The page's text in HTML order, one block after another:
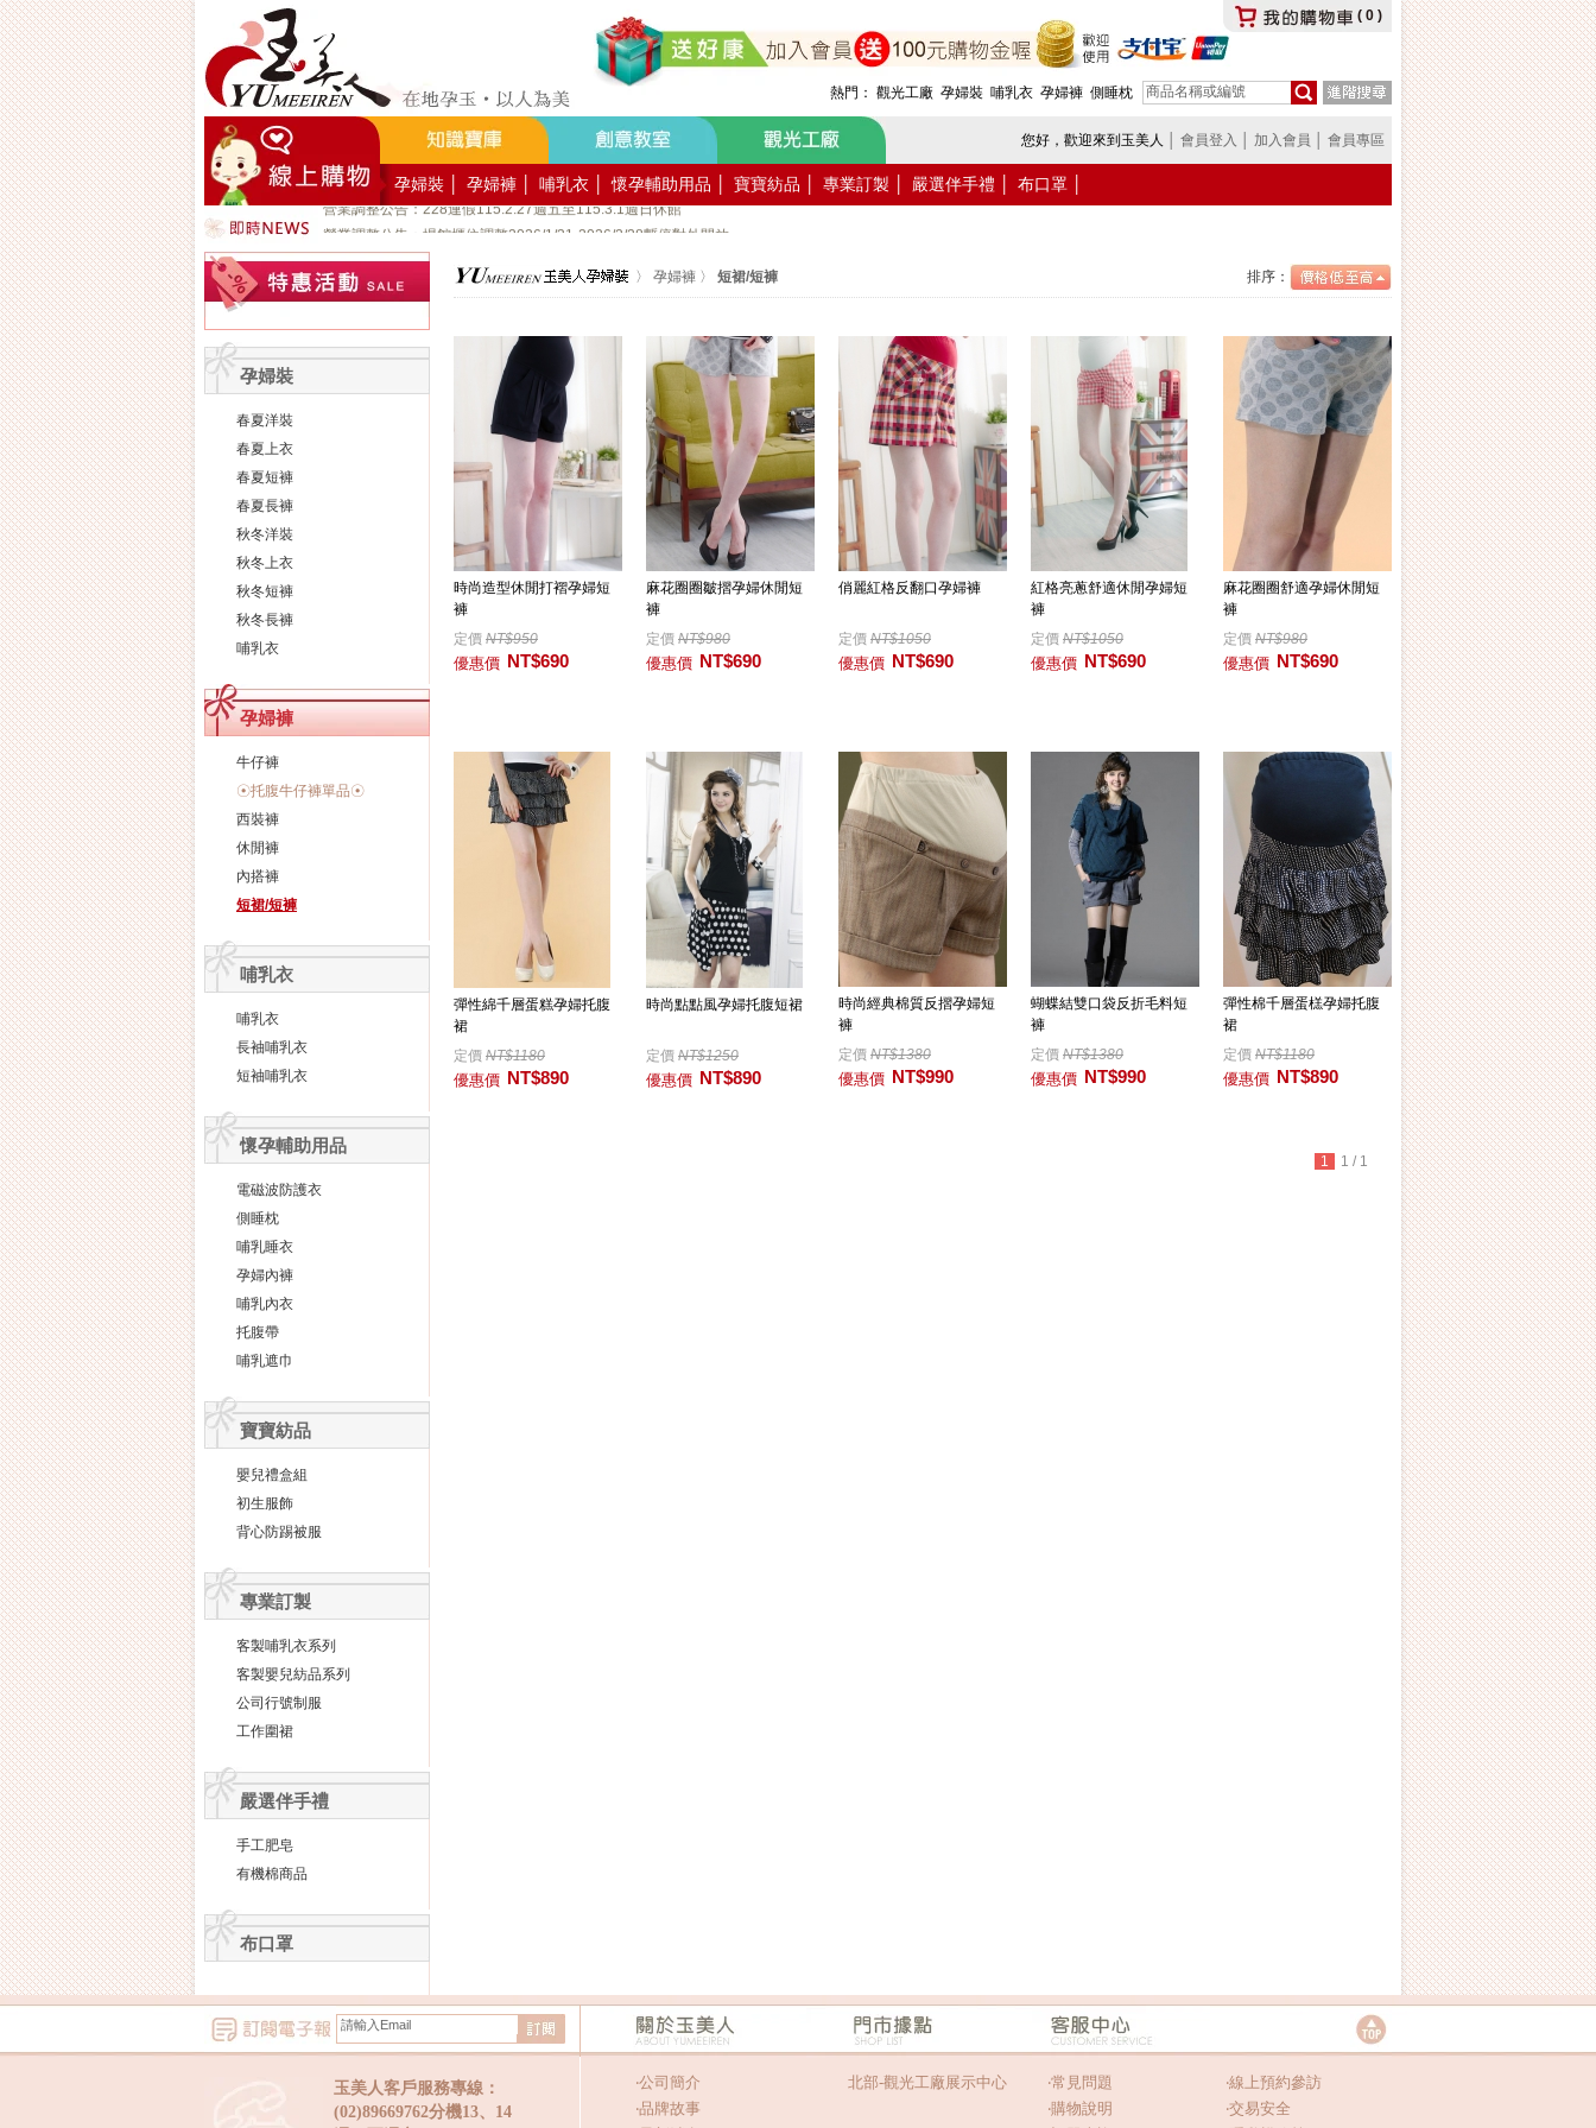
( 0 )
熱門： 觀光工廠 孕婦裝 哺乳衣 孕婦褲 側睡枕
您好，歡迎來到玉美人 會員登入 加入會員 會員專區
孕婦裝 孕婦褲 哺乳衣 懷孕輔助用品 寶寶紡品 專業訂製 嚴選伴手禮 布口罩
好YUN香隨束口袋DIY2026-8月活動報名
營業調整公告：員工教育訓練115.8.1週六全館不對外開放
營業調整公告：115.7.18週六至115.7.19週日休館
營業調整公告：端午連假115.6.19週五至115.6.21週日休館
營業調整公告：五一勞動節連假115.5.1週五至115.5.4週一休館
營業調整公告：兒童節/清明連假115.4.3週五至115.4.6週一休館
營業調整公告：場館櫃位調整2026/1/31-2026/2/28暫停對外開放
公司總機服務專線02-89669762
玉美人，竭誠歡迎您的加入~新加入會員送購物金100元~
玉美人.板橋門市.觀光工廠歡迎大家使用國民旅遊卡消費!
孕婦裝
春夏洋裝
春夏上衣
春夏短褲
春夏長褲
秋冬洋裝
秋冬上衣
秋冬短褲
秋冬長褲
哺乳衣
孕婦褲
牛仔褲
☉托腹牛仔褲單品☉
西裝褲
休閒褲
內搭褲
短裙/短褲
哺乳衣
哺乳衣
長袖哺乳衣
短袖哺乳衣
懷孕輔助用品
電磁波防護衣
側睡枕
哺乳睡衣
孕婦內褲
哺乳內衣
托腹帶
哺乳遮巾
寶寶紡品
嬰兒禮盒組
初生服飾
背心防踢被服
專業訂製
客製哺乳衣系列
客製嬰兒紡品系列
公司行號制服
工作圍裙
嚴選伴手禮
手工肥皂
有機棉商品
布口罩
〉 孕婦褲 〉 短裙/短褲 排序：
時尚造型休閒打褶孕婦短
褲
定價 NT$950
優惠價 NT$690
麻花圈圈皺摺孕婦休閒短
褲
定價 NT$980
優惠價 NT$690
俏麗紅格反翻口孕婦褲
定價 NT$1050
優惠價 NT$690
紅格亮蔥舒適休閒孕婦短
褲
定價 NT$1050
優惠價 NT$690
麻花圈圈舒適孕婦休閒短
褲
定價 NT$980
優惠價 NT$690
彈性綿千層蛋糕孕婦托腹
裙
定價 NT$1180
優惠價 NT$890
時尚點點風孕婦托腹短裙
定價 NT$1250
優惠價 NT$890
時尚經典棉質反摺孕婦短
褲
定價 NT$1380
優惠價 NT$990
蝴蝶結雙口袋反折毛料短
褲
定價 NT$1380
優惠價 NT$990
彈性棉千層蛋榚孕婦托腹
裙
定價 NT$1180
優惠價 NT$890
1 1 / 1
玉美人客戶服務專線：
(02)89669762分機13、14
‧公司簡介
‧品牌故事
北部-觀光工廠展示中心 ‧常見問題
‧購物說明
‧線上預約參訪
‧交易安全